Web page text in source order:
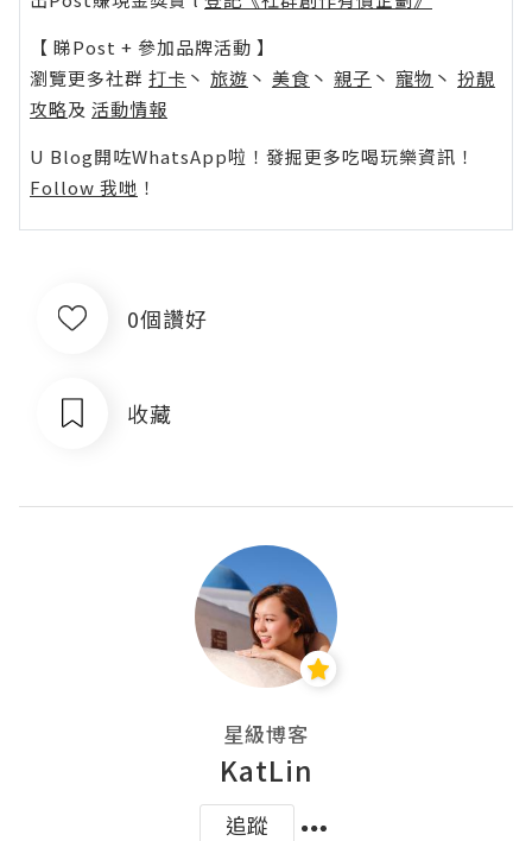
【 睇Post + 參加品牌活動 】
瀏覽更多社群 打卡 丶 旅遊 丶 美食 丶 親子 丶 寵物 丶 扮靚
攻略及 活動情報
U Blog開咗WhatsApp啦！發掘更多吃喝玩樂資訊！
Follow 我哋 ！
0個讚好
收藏
星級博客
KatLin
追蹤